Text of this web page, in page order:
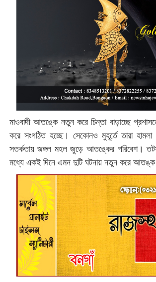
মাওবাদী আতঙ্কে নতুন করে চিন্তা বাড়াচ্ছে
করে সংগঠিত হচ্ছে। সেকোনও মুহূর্তে তারা
সতর্কতায় জঙ্গল মহল জুড়ে আতঙ্কের পরিবেশ।
মধ্যে একই দিনে এমন দুটি ঘটনায় নতুন করে আতঙ্ক